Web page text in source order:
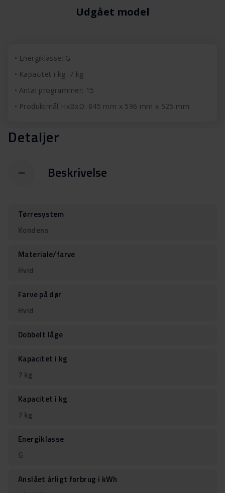
Udgået model
Energiklasse: G
Kapacitet i kg: 7 kg
Antal programmer: 15
Produktmål HxBxD: 845 mm x 596 mm x 525 mm
Detaljer
Beskrivelse
Tørresystem
Kondens
Materiale/farve
Hvid
Farve på dør
Hvid
Dobbelt låge
Kapacitet i kg
7 kg
Kapacitet i kg
7 kg
Energiklasse
G
Anslået årligt forbrug i kWh